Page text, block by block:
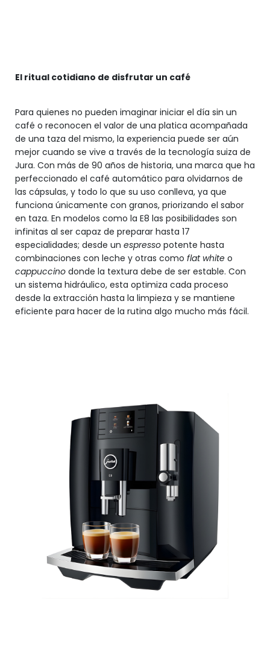
El ritual cotidiano de disfrutar un café
Para quienes no pueden imaginar iniciar el día sin un
café o reconocen el valor de una platica acompañada
de una taza del mismo, la experiencia puede ser aún
mejor cuando se vive a través de la tecnología suiza de
Jura. Con más de 90 años de historia, una marca que ha
perfeccionado el café automático para olvidarnos de
las cápsulas, y todo lo que su uso conlleva, ya que
funciona únicamente con granos, priorizando el sabor
en taza. En modelos como la E8 las posibilidades son
infinitas al ser capaz de preparar hasta 17
especialidades; desde un espresso potente hasta
combinaciones con leche y otras como flat white o
cappuccino donde la textura debe de ser estable. Con
un sistema hidráulico, esta optimiza cada proceso
desde la extracción hasta la limpieza y se mantiene
eficiente para hacer de la rutina algo mucho más fácil.